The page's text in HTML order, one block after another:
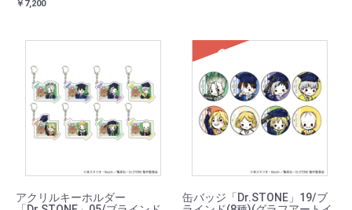
￥7,200
アクリルキーホルダー
SOLD
缶バッジ「Dr.STONE」19/ブ